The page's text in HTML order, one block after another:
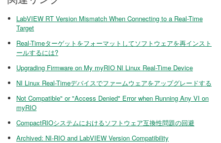
LabVIEW RT Version Mismatch When Connecting to a Real-Time
Target
Real-Timeターゲットをフォーマットしてソフトウェアを再インスト
ールするには?
Upgrading Firmware on My myRIO NI Linux Real-Time Device
NI Linux Real-Timeデバイスでファームウェアをアップグレードする
Not Compatible" or "Access Denied" Error when Running Any VI on
myRIO
CompactRIOシステムにおけるソフトウェア互換性問題の回避
Archived: NI-RIO and LabVIEW Version Compatibility